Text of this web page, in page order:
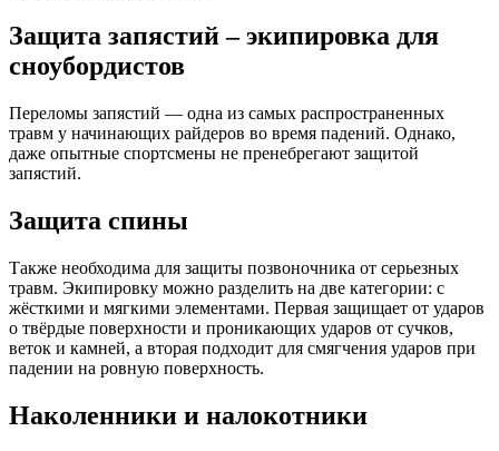
Защита запястий – экипировка для
сноубордистов
Переломы запястий — одна из самых распространенных
травм у начинающих райдеров во время падений. Однако,
даже опытные спортсмены не пренебрегают защитой
запястий.
Защита спины
Также необходима для защиты позвоночника от серьезных
травм. Экипировку можно разделить на две категории: с
жёсткими и мягкими элементами. Первая защищает от ударов
о твёрдые поверхности и проникающих ударов от сучков,
веток и камней, а вторая подходит для смягчения ударов при
падении на ровную поверхность.
Наколенники и налокотники